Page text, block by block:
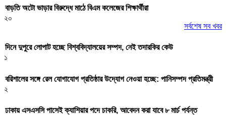
বাড়তি অটো ভাড়ার বিরুদ্ধে মাঠে বিএম কলেজের শিক্ষার্থীরা
২০
সর্বশেষ সব খবর
দিনে দুপুরে লোপাট হচ্ছে বিশ্ববিদ্যালয়ের সম্পদ, নেই তদারকির কেউ
১
বরিশালের সঙ্গে রেল যোগাযোগ প্রতিষ্ঠার উদ্যোগ নেওয়া হচ্ছে: পানিসম্পদ প্রতিমন্ত্রী
২
ঢাকায় এসএসসি পাসেই ক্যাশিয়ার পদে চাকরি, আবেদন করা যাবে ৮ মার্চ পর্যন্ত